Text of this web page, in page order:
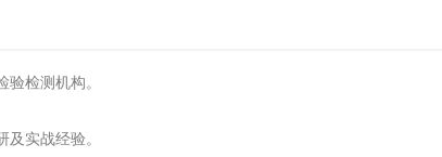
检测机构。
实战经验。